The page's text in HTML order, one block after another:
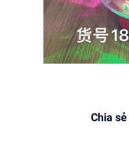
Chia sẻ